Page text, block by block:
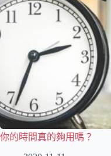
你的時間真的夠用嗎？